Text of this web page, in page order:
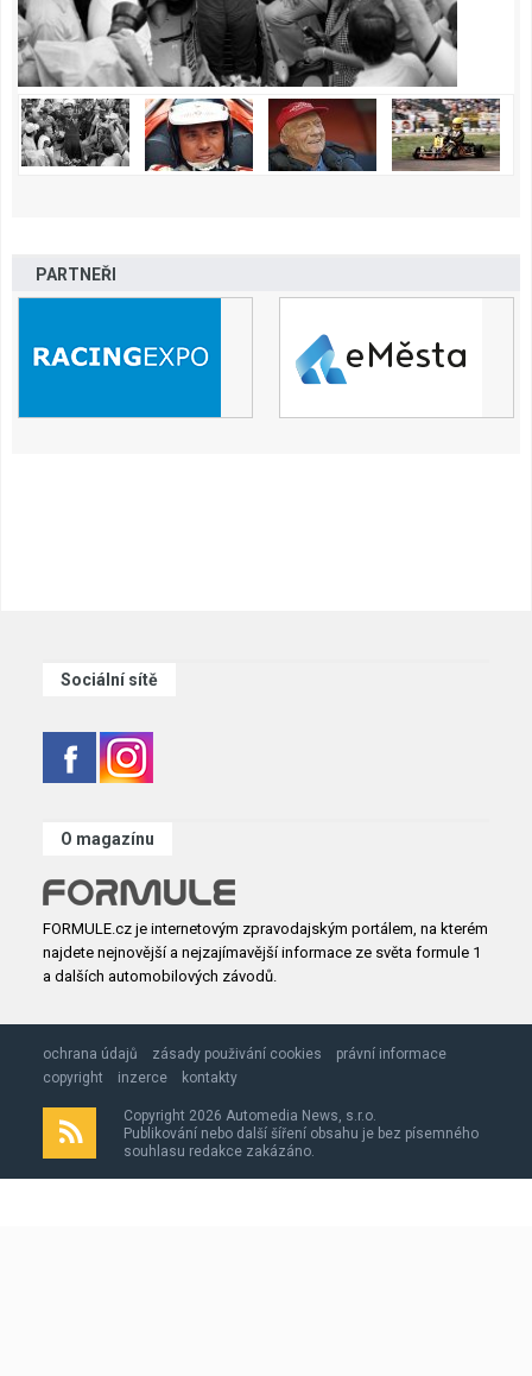
PARTNEŘI
Sociální sítě
O magazínu
FORMULE.cz je internetovým zpravodajským portálem, na kterém
najdete nejnovější a nejzajímavější informace ze světa formule 1
a dalších automobilových závodů.
ochrana údajů zásady použivání cookies
právní informace
copyright
inzerce kontakty
Copyright 2026 Automedia News, s.r.o.
Publikování nebo další šíření obsahu je bez písemného
souhlasu redakce zakázáno.